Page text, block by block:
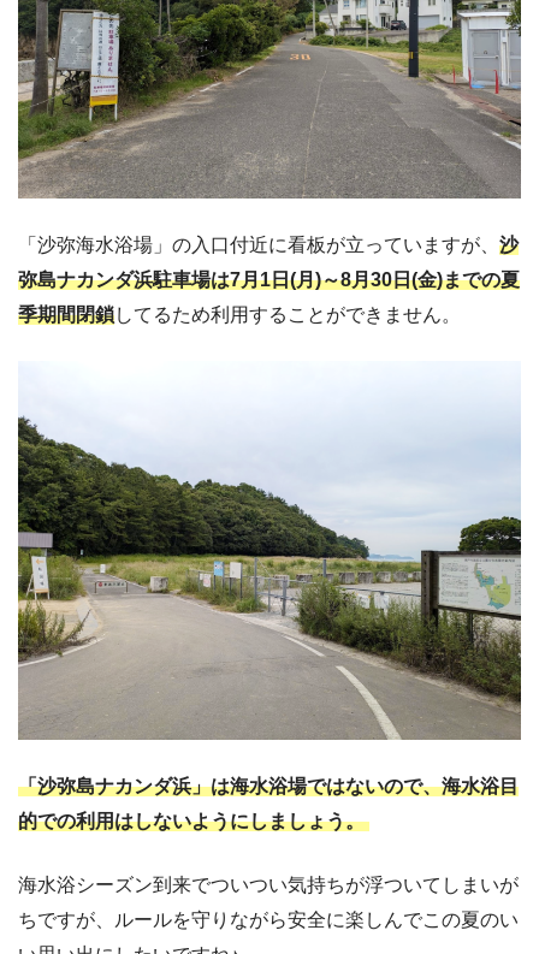
「沙弥海水浴場」の入口付近に看板が立っていますが、 沙
弥島ナカンダ浜駐車場は7月1日(月)～8月30日(金)までの夏
季期間閉鎖してるため利用することができません。
「沙弥島ナカンダ浜」は海水浴場ではないので、海水浴目
的での利用はしないようにしましょう。
海水浴シーズン到来でついつい気持ちが浮ついてしまいが
ちですが、ルールを守りながら安全に楽しんでこの夏のい